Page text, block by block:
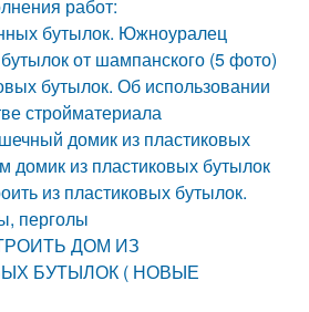
работ:
бутылок. Южноуралец
от шампанского (5 фото)
бутылок. Об использовании
стройматериала
домик из пластиковых
домик из пластиковых бутылок
из пластиковых бутылок.
перголы
ДОМ ИЗ
БУТЫЛОК ( НОВЫЕ